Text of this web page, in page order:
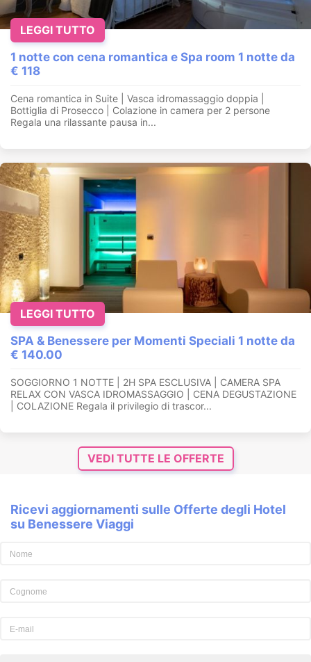
1 notte con cena romantica e Spa room 1 notte da
€ 118
Cena romantica in Suite | Vasca idromassaggio doppia |
Bottiglia di Prosecco | Colazione in camera per 2 persone
Regala una rilassante pausa in...
LEGGI TUTTO
SPA & Benessere per Momenti Speciali 1 notte da
€ 140.00
SOGGIORNO 1 NOTTE | 2H SPA ESCLUSIVA | CAMERA SPA
RELAX CON VASCA IDROMASSAGGIO | CENA DEGUSTAZIONE
| COLAZIONE Regala il privilegio di trascor...
LEGGI TUTTO
VEDI TUTTE LE OFFERTE
Ricevi aggiornamenti sulle Offerte degli Hotel
su Benessere Viaggi